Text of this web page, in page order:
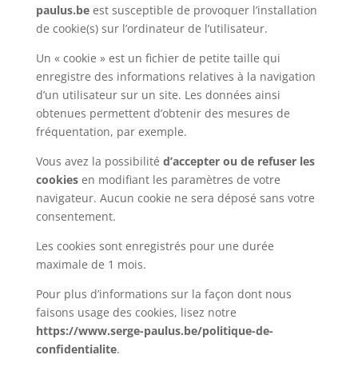
paulus.beest susceptible de provoquer l’installation
de cookie(s) sur l’ordinateur de l’utilisateur.
Un « cookie » est un fichier de petite taille qui
enregistre des informations relatives à la navigation
d’un utilisateur sur un site. Les données ainsi
obtenues permettent d’obtenir des mesures de
fréquentation, par exemple.
Vous avez la possibilité d’accepter ou de refuser les
cookiesen modifiant les paramètres de votre
navigateur. Aucun cookie ne sera déposé sans votre
consentement.
Les cookies sont enregistrés pour une durée
maximale de 1 mois.
Pour plus d’informations sur la façon dont nous
faisons usage des cookies, lisez notre
https://www.serge-paulus.be/politique-de-
confidentialite.